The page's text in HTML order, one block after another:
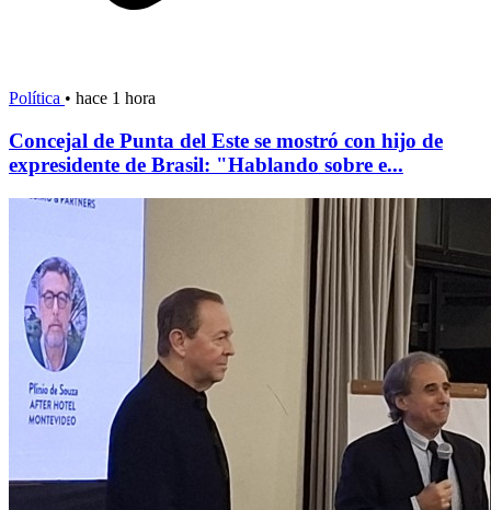
Política • hace 1 hora
Concejal de Punta del Este se mostró con hijo de
expresidente de Brasil: "Hablando sobre e...